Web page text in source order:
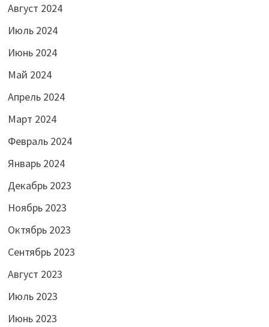
Август 2024
Июль 2024
Июнь 2024
Май 2024
Апрель 2024
Март 2024
Февраль 2024
Январь 2024
Декабрь 2023
Ноябрь 2023
Октябрь 2023
Сентябрь 2023
Август 2023
Июль 2023
Июнь 2023